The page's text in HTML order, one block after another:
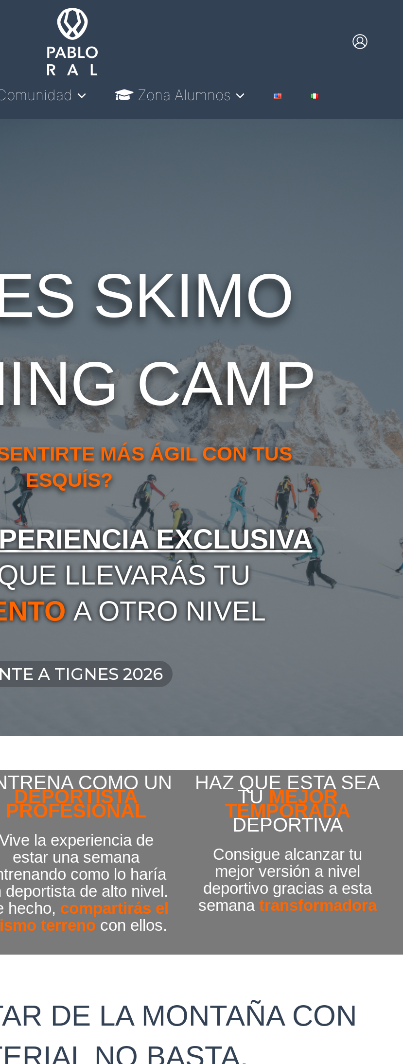
Zona Alumnos
SKIMO
CAMP
MÁS ÁGIL CON TUS
ESQUÍS?
EXCLUSIVA
LLEVARÁS TU
A OTRO NIVEL
A TIGNES 2026
COMO UN
DEPORTISTA
PROFESIONAL
la experiencia de
estar una semana
como lo haría
deportista de alto nivel.
hecho, compartirás el
terreno con ellos.
HAZ QUE ESTA SEA
TU MEJOR
TEMPORADA
DEPORTIVA
Consigue alcanzar tu
mejor versión a nivel
deportivo gracias a esta
semanatransformadora
DE LA MONTAÑA CON
NO BASTA.